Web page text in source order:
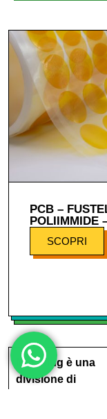
PCB –
POLIIMMIDE
SCOPRI
Mas-king è una
divisione di